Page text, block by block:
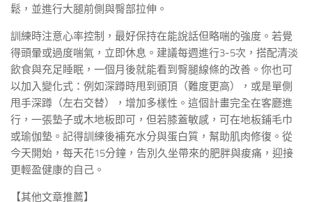
鬆，並進行大腿前側與臀部拉伸。
訓練時注意心率控制，最好保持在能說話但略喘的強度。若覺
得頭暈或過度喘氣，立即休息。建議每週進行3-5次，搭配清淡
飲食與充足睡眠，一個月後就能看到臀腿線條的改善。你也可
以加入變化式：例如深蹲時甩到頭頂（難度更高），或是單側
甩手深蹲（左右交替），增加多樣性。這個計畫完全在客廳進
行，一張墊子或木地板即可，但若膝蓋敏感，可在地板鋪毛巾
或瑜伽墊。記得訓練後補充水分與蛋白質，幫助肌肉修復。從
今天開始，每天花15分鐘，告別久坐帶來的肥胖與痠痛，迎接
更輕盈健康的自己。
【其他文章推薦】